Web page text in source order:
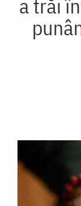
a trăi